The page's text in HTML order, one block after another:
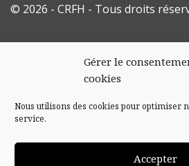
Gérer le
cookies
Nous utilisons des cookies pour optimiser
service.
Accepter
© 2026 - CRFH - Tous droits